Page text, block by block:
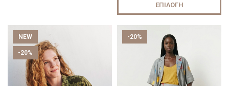
ΕΠΙΛΟΓΉ
NEW
-20%
-20%